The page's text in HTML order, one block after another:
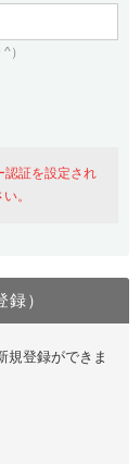
を使う方
）
認証を設定され
。
）
規登録ができま